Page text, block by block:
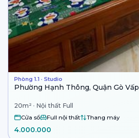
Phòng 1.1 · Studio
Phường Hạnh Thông, Quận Gò Vấp
20m² · Nội thất Full
Cửa sổ Full nội thất Thang máy
4.000.000